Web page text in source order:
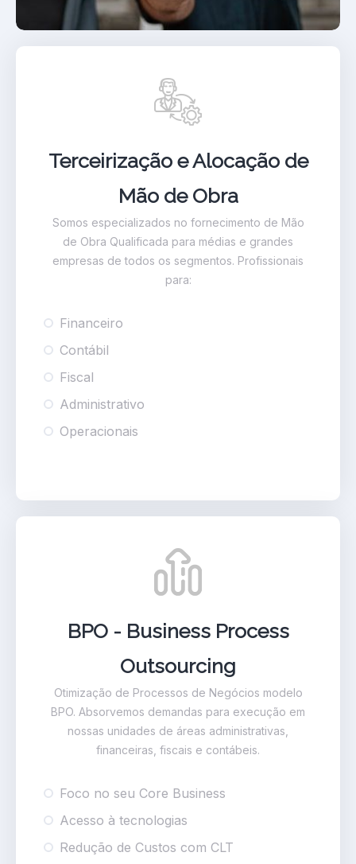
Terceirização e Alocação de
Mão de Obra
Somos especializados no fornecimento de Mão
de Obra Qualificada para médias e grandes
empresas de todos os segmentos. Profissionais
para:
Financeiro
Contábil
Fiscal
Administrativo
Operacionais
BPO - Business Process
Outsourcing
Otimização de Processos de Negócios modelo
BPO. Absorvemos demandas para execução em
nossas unidades de áreas administrativas,
financeiras, fiscais e contábeis.
Foco no seu Core Business
Acesso à tecnologias
Redução de Custos com CLT